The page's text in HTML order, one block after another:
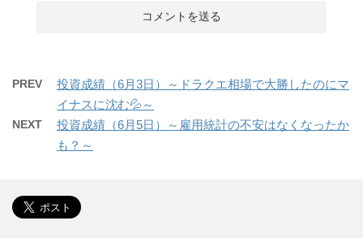
PREV
投資成績（6月3日）～ドラクエ相場で大勝したのにマ
イナスに沈む💦～
NEXT
投資成績（6月5日）～雇用統計の不安はなくなったか
も？～